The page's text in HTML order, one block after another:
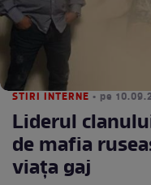
STIRI INTERNE • pe
Liderul
de mafia
viaţa gaj